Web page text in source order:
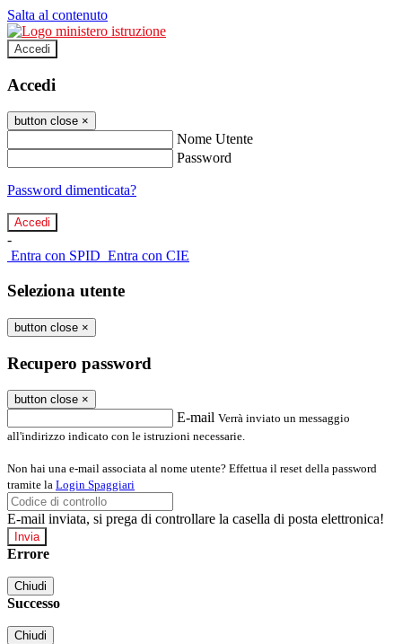
Salta al contenuto
Accedi
Accedi
button close ×
Nome Utente
Password
Password dimenticata?
-
Entra con SPID Entra con CIE
Seleziona utente
button close ×
Recupero password
button close ×
E-mail Verrà inviato un messaggio
all'indirizzo indicato con le istruzioni necessarie.
Non hai una e-mail associata al nome utente? Effettua il reset della password
tramite la Login Spaggiari
E-mail inviata, si prega di controllare la casella di posta elettronica!
Errore
Chiudi
Successo
Chiudi